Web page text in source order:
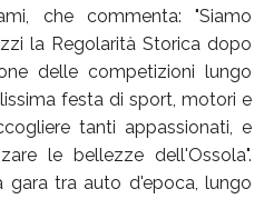
che commenta: "Siamo
la Regolarità Storica dopo
delle competizioni lungo
festa di sport, motori e
tanti appassionati, e
le bellezze dell'Ossola".
gara tra auto d'epoca, lungo